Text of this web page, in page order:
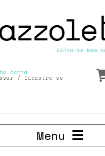
conta
/ Cadastre-se
Menu